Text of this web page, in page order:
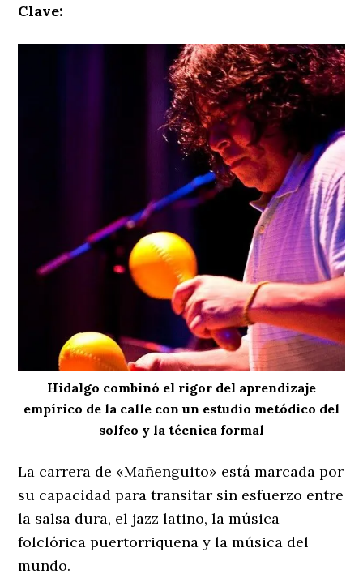
Clave:
Hidalgo combinó el rigor del aprendizaje
empírico de la calle con un estudio metódico del
solfeo y la técnica formal
La carrera de «Mañenguito» está marcada por
su capacidad para transitar sin esfuerzo entre
la salsa dura, el jazz latino, la música
folclórica puertorriqueña y la música del
mundo.